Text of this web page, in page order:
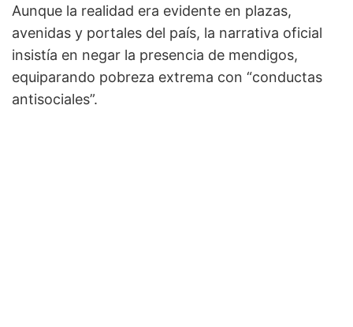
Aunque la realidad era evidente en plazas,
avenidas y portales del país, la narrativa oficial
insistía en negar la presencia de mendigos,
equiparando pobreza extrema con “conductas
antisociales”.